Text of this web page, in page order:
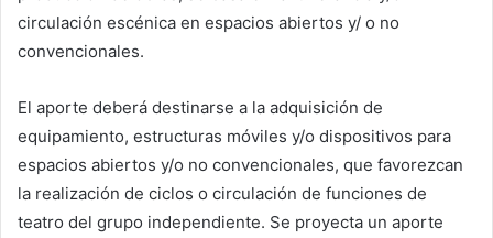
circulación escénica en espacios abiertos y/ o no
convencionales.
El aporte deberá destinarse a la adquisición de
equipamiento, estructuras móviles y/o dispositivos para
espacios abiertos y/o no convencionales, que favorezcan
la realización de ciclos o circulación de funciones de
teatro del grupo independiente. Se proyecta un aporte